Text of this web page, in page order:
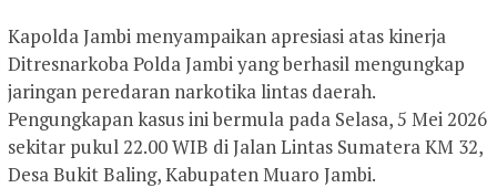
Kapolda Jambi menyampaikan apresiasi atas kinerja
Ditresnarkoba Polda Jambi yang berhasil mengungkap
jaringan peredaran narkotika lintas daerah.
Pengungkapan kasus ini bermula pada Selasa, 5 Mei 2026
sekitar pukul 22.00 WIB di Jalan Lintas Sumatera KM 32,
Desa Bukit Baling, Kabupaten Muaro Jambi.